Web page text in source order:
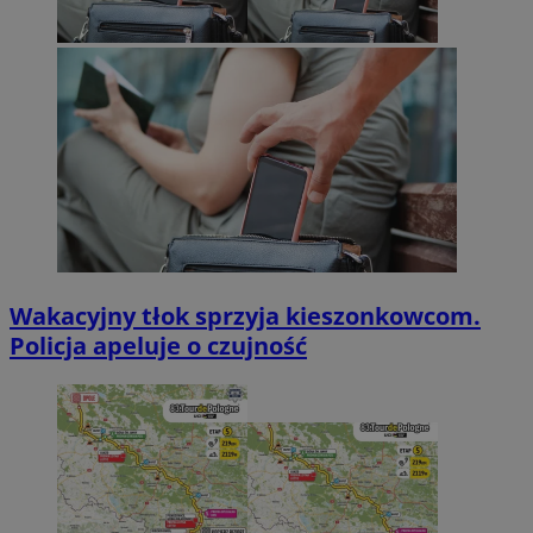
Wakacyjny tłok sprzyja kieszonkowcom.
Policja apeluje o czujność